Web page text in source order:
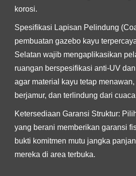
korosi.
Spesifikasi Lapisan Pelindung
pembuatan gazebo kayu
Selatan wajib mengaplikasikan
ruangan berspesifikasi anti-UV
agar material kayu tetap
berjamur, dan terlindung dari
Ketersediaan Garansi Struktur:
yang berani memberikan garansi
bukti komitmen mutu jangka
mereka di area terbuka.